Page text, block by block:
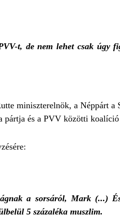
t, de nem lehet csak úgy
miniszterelnök, a Néppárt
és a PVV közötti koalíció
a sorsáról, Mark (...)
5 százaléka muszlim.